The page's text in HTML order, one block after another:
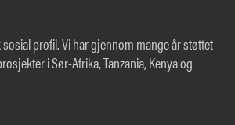
profil. Vi har gjennom mange år støttet
i Sør-Afrika, Tanzania, Kenya og